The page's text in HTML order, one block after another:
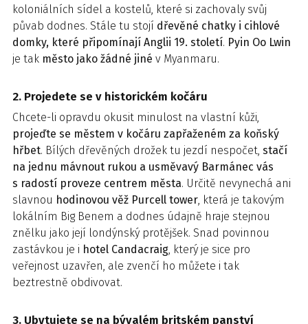
koloniálních sídel a kostelů, které si zachovaly svůj
půvab dodnes. Stále tu stojí dřevěné chatky i cihlové
domky, které připomínají Anglii 19. století. Pyin Oo Lwin
je tak město jako žádné jiné v Myanmaru.
2. Projedete se v historickém kočáru
Chcete-li opravdu okusit minulost na vlastní kůži,
projeďte se městem v kočáru zapřaženém za koňský
hřbet. Bílých dřevěných drožek tu jezdí nespočet, stačí
na jednu mávnout rukou a usměvavý Barmánec vás
s radostí proveze centrem města. Určitě nevynechá ani
slavnou hodinovou věž Purcell tower, která je takovým
lokálním Big Benem a dodnes údajně hraje stejnou
znělku jako její londýnský protějšek. Snad povinnou
zastávkou je i hotel Candacraig, který je sice pro
veřejnost uzavřen, ale zvenčí ho můžete i tak
beztrestně obdivovat.
3. Ubytujete se na bývalém britském panství